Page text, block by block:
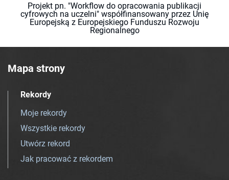
Projekt pn. "Workflow do opracowania publikacji
cyfrowych na uczelni" współfinansowany przez Unię
Europejską z Europejskiego Funduszu Rozwoju
Regionalnego
Mapa strony
Rekordy
Moje rekordy
Wszystkie rekordy
Utwórz rekord
Jak pracować z rekordem